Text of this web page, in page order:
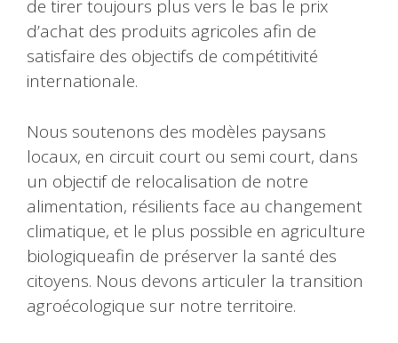
de tirer toujours plus vers le bas le prix
d’achat des produits agricoles afin de
satisfaire des objectifs de compétitivité
internationale.
Nous soutenons des modèles paysans
locaux, en circuit court ou semi court, dans
un objectif de relocalisation de notre
alimentation, résilients face au changement
climatique, et le plus possible en agriculture
biologiqueafin de préserver la santé des
citoyens. Nous devons articuler la transition
agroécologique sur notre territoire.